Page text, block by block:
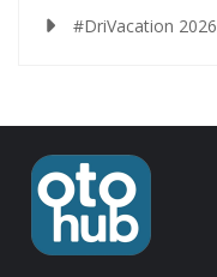
#DriVacation 2026